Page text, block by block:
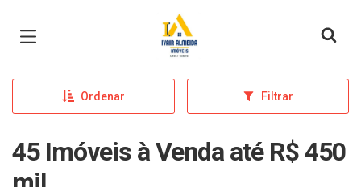
Página inicial
Ordenar Filtrar
45 Imóveis à Venda até R$ 450